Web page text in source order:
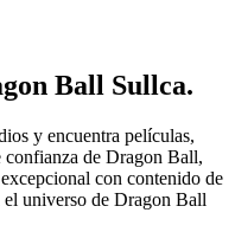
Ball Sullca.
y encuentra películas,
confianza de Dragon Ball,
con contenido de
universo de Dragon Ball